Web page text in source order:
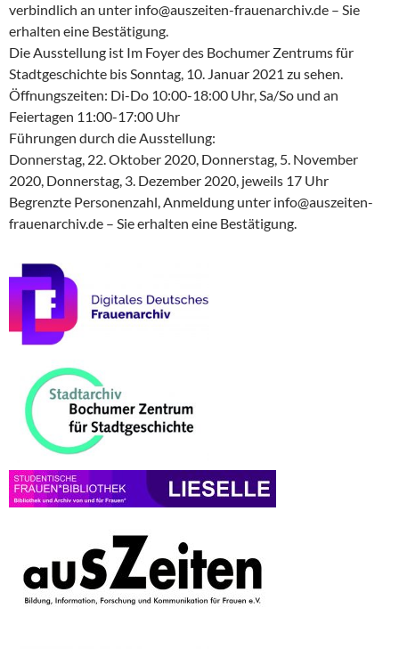
verbindlich an unter info@auszeiten-frauenarchiv.de – Sie
erhalten eine Bestätigung.
Die Ausstellung ist Im Foyer des Bochumer Zentrums für
Stadtgeschichte bis Sonntag, 10. Januar 2021 zu sehen.
Öffnungszeiten: Di-Do 10:00-18:00 Uhr, Sa/So und an
Feiertagen 11:00-17:00 Uhr
Führungen durch die Ausstellung:
Donnerstag, 22. Oktober 2020, Donnerstag, 5. November
2020, Donnerstag, 3. Dezember 2020, jeweils 17 Uhr
Begrenzte Personenzahl, Anmeldung unter info@auszeiten-
frauenarchiv.de – Sie erhalten eine Bestätigung.